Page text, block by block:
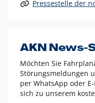
Alle anderen Logo-
Diese Ausnahmen sind
dem AKN Blau,
weißes Logo auf
schwarzes Logo
Pressestelle der
AKN News-
Möchten Sie
Störungsmeldungen
per WhatsApp oder
sich zu unserem